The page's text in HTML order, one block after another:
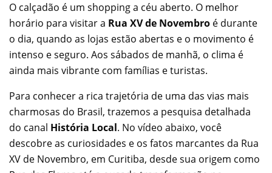
O calçadão é um shopping a céu aberto. O melhor
horário para visitar a Rua XV de Novembro é durante
o dia, quando as lojas estão abertas e o movimento é
intenso e seguro. Aos sábados de manhã, o clima é
ainda mais vibrante com famílias e turistas.
Para conhecer a rica trajetória de uma das vias mais
charmosas do Brasil, trazemos a pesquisa detalhada
do canal História Local. No vídeo abaixo, você
descobre as curiosidades e os fatos marcantes da Rua
XV de Novembro, em Curitiba, desde sua origem como